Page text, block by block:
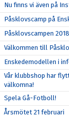
Nu finns vi även på
Påsklovscamp på
Påsklovscampen
Välkommen till
Enskedemodellen i
Vår klubbshop har
välkomna!
Spela Gå-Fotboll!
Årsmötet 21 februari